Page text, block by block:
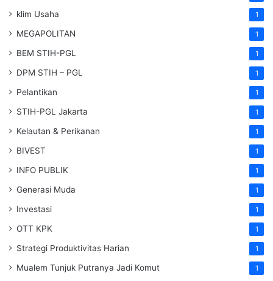
klim Usaha 1
MEGAPOLITAN 1
BEM STIH-PGL 1
DPM STIH – PGL 1
Pelantikan 1
STIH-PGL Jakarta 1
Kelautan & Perikanan 1
BIVEST 1
INFO PUBLIK 1
Generasi Muda 1
Investasi 1
OTT KPK 1
Strategi Produktivitas Harian 1
Mualem Tunjuk Putranya Jadi Komut 1